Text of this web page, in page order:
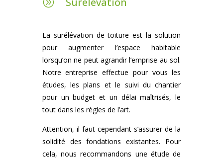
La surélévation de toiture est la solution
pour augmenter l’espace habitable
lorsqu’on ne peut agrandir l’emprise au sol.
Notre entreprise effectue pour vous les
études, les plans et le suivi du chantier
pour un budget et un délai maîtrisés, le
tout dans les règles de l’art.
Attention, il faut cependant s’assurer de la
solidité des fondations existantes. Pour
cela, nous recommandons une étude de